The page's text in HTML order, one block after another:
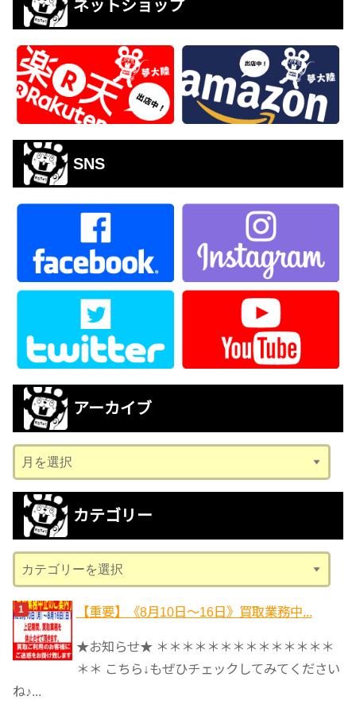
ネットショップ
SNS
アーカイブ
ー
カ
ブ
カテゴリー
テ
ゴ
リ
ー
【重要】《8月10日～16日》買取業務中...
★お知らせ★ ＊＊＊＊＊＊＊＊＊＊＊＊＊＊
＊＊ こちら↓もぜひチェックしてみてください
ね♪...